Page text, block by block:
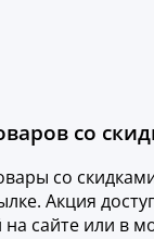
со
со
Акция
на сайте или в